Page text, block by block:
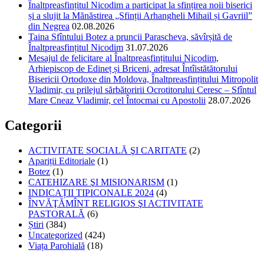
Înaltpreasfințitul Nicodim a participat la sfințirea noii biserici
și a slujit la Mănăstirea „Sfinții Arhangheli Mihail și Gavriil”
din Negrea 02.08.2026
Taina Sfîntului Botez a pruncii Parascheva, săvîrșită de
Înaltpreasfințitul Nicodim 31.07.2026
Mesajul de felicitare al Înaltpreasfințitului Nicodim,
Arhiepiscop de Edineț și Briceni, adresat Întîistătătorului
Bisericii Ortodoxe din Moldova, Înaltpreasfințitului Mitropolit
Vladimir, cu prilejul sărbătoririi Ocrotitorului Ceresc – Sfîntul
Mare Cneaz Vladimir, cel Întocmai cu Apostolii 28.07.2026
Categorii
ACTIVITATE SOCIALĂ ŞI CARITATE (2)
Apariții Editoriale (1)
Botez (1)
CATEHIZARE ŞI MISIONARISM (1)
INDICAȚII TIPICONALE 2024 (4)
ÎNVĂŢĂMÎNT RELIGIOS ŞI ACTIVITATE
PASTORALĂ (6)
Știri (384)
Uncategorized (424)
Viața Parohială (18)